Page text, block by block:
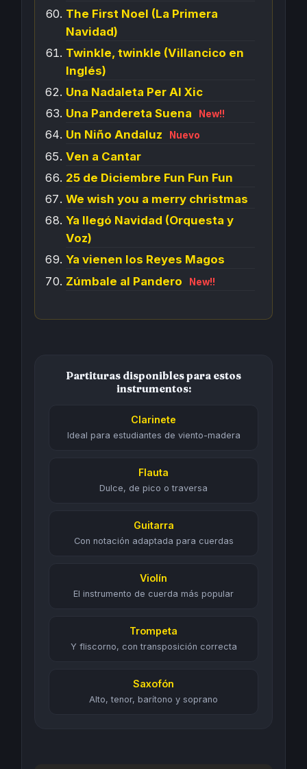
The First Noel (La Primera
Navidad)
Twinkle, twinkle (Villancico en
Inglés)
Una Nadaleta Per Al Xic
Una Pandereta Suena
New!!
Un Niño Andaluz Nuevo
Ven a Cantar
25 de Diciembre Fun Fun Fun
We wish you a merry christmas
Ya llegó Navidad (Orquesta y
Voz)
Ya vienen los Reyes Magos
Zúmbale al Pandero
New!!
Partituras disponibles para estos
instrumentos:
Clarinete
Ideal para estudiantes de viento-madera
Flauta
Dulce, de pico o traversa
Guitarra
Con notación adaptada para cuerdas
Violín
El instrumento de cuerda más popular
Trompeta
Y fliscorno, con transposición correcta
Saxofón
Alto, tenor, barítono y soprano